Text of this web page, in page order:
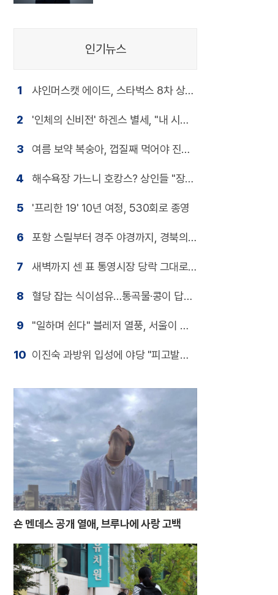
인기뉴스
1
샤인머스캣 에이드, 스타벅스 8차 상생
지원
2
'인체의 신비전' 하겐스 별세, "내 시신
도 전시해달라"
3
여름 보약 복숭아, 껍질째 먹어야 진짜
보약
4
해수욕장 가느니 호캉스? 상인들 "장사
포기 상태"
5 '프리한 19' 10년 여정, 530회로 종영
6
포항 스릴부터 경주 야경까지, 경북의
유혹
7
새벽까지 센 표 통영시장 당락 그대로
였다
8
혈당 잡는 식이섬유…통곡물·콩이 답이
다
9
"일하며 쉰다" 블레저 열풍, 서울이 뜨
는 이유
10 이진숙 과방위 입성에 야당 "피고발인
숀 멘데스 공개 열애, 브루나에 사랑 고백